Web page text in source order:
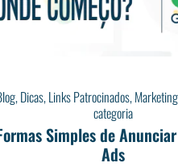
,Dicas,Links Patrocinados,
categoria
Simples de
Ads